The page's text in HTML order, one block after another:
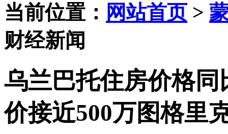
当前位置： 网站首页>
财经新闻
乌兰巴托住房价格
价接近500万图格里